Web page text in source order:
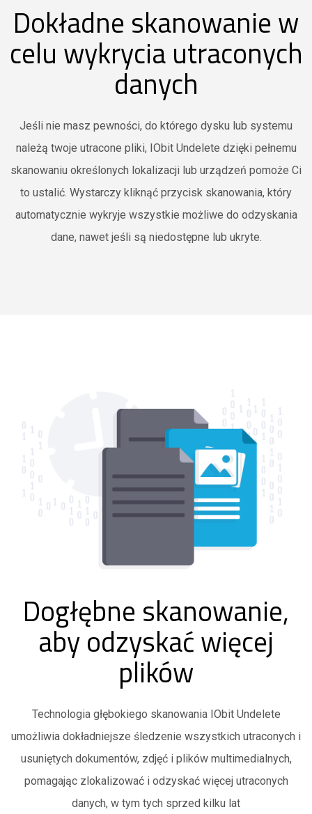
Dokładne skanowanie w
celu wykrycia utraconych
danych
Jeśli nie masz pewności, do którego dysku lub systemu
należą twoje utracone pliki, IObit Undelete dzięki pełnemu
skanowaniu określonych lokalizacji lub urządzeń pomoże Ci
to ustalić. Wystarczy kliknąć przycisk skanowania, który
automatycznie wykryje wszystkie możliwe do odzyskania
dane, nawet jeśli są niedostępne lub ukryte.
Dogłębne skanowanie,
aby odzyskać więcej
plików
Technologia głębokiego skanowania IObit Undelete
umożliwia dokładniejsze śledzenie wszystkich utraconych i
usuniętych dokumentów, zdjęć i plików multimedialnych,
pomagając zlokalizować i odzyskać więcej utraconych
danych, w tym tych sprzed kilku lat